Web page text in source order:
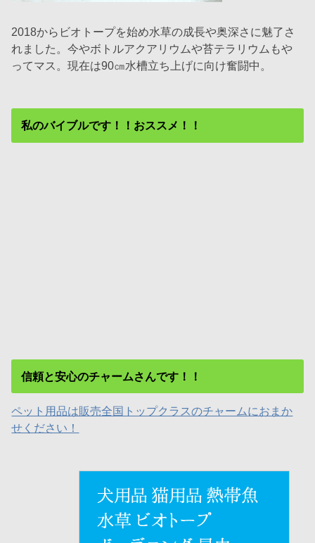
2018からビオトープを始め水草の成長や奥深さに魅了さ
れました。今やボトルアクアリウムや苔テラリウムもや
ってマス。現在は90㎝水槽立ち上げに向け奮闘中。
私のバイブルです！！おススメ！！
信頼と安心のチャームさんです！！
ペット用品は販売全国トップクラスのチャームにおまか
せください！